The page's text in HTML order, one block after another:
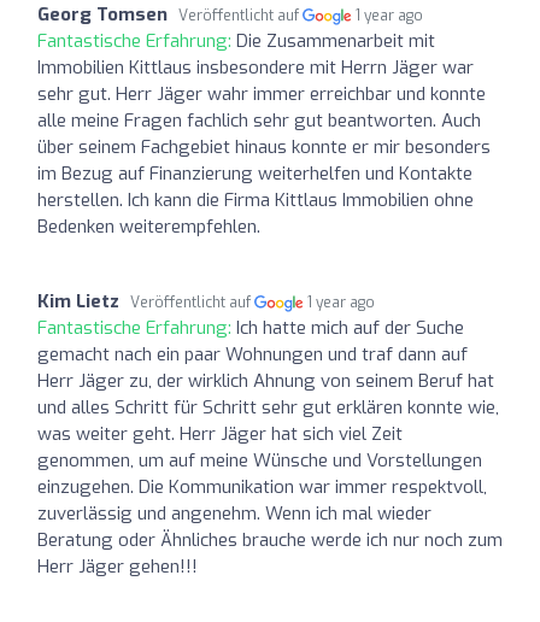
Georg Tomsen Veröffentlicht auf 1 year ago
Fantastische Erfahrung: Die Zusammenarbeit mit
Immobilien Kittlaus insbesondere mit Herrn Jäger war
sehr gut. Herr Jäger wahr immer erreichbar und konnte
alle meine Fragen fachlich sehr gut beantworten. Auch
über seinem Fachgebiet hinaus konnte er mir besonders
im Bezug auf Finanzierung weiterhelfen und Kontakte
herstellen. Ich kann die Firma Kittlaus Immobilien ohne
Bedenken weiterempfehlen.
Kim Lietz Veröffentlicht auf 1 year ago
Fantastische Erfahrung: Ich hatte mich auf der Suche
gemacht nach ein paar Wohnungen und traf dann auf
Herr Jäger zu, der wirklich Ahnung von seinem Beruf hat
und alles Schritt für Schritt sehr gut erklären konnte wie,
was weiter geht. Herr Jäger hat sich viel Zeit
genommen, um auf meine Wünsche und Vorstellungen
einzugehen. Die Kommunikation war immer respektvoll,
zuverlässig und angenehm. Wenn ich mal wieder
Beratung oder Ähnliches brauche werde ich nur noch zum
Herr Jäger gehen!!!